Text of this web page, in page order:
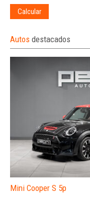
Calcular
Autos destacados
Mini Cooper S 5p